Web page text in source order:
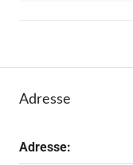
Adresse
Adresse: